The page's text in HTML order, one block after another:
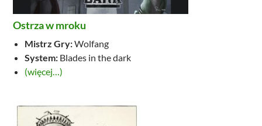
Ostrza w mroku
Mistrz Gry:Wolfang
System: Blades in the dark
(więcej…)